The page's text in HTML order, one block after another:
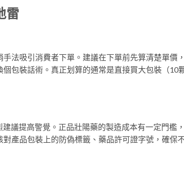
雷
法吸引消費者下單。建議在下單前先算清楚單價
包裝話術。真正划算的通常是直接買大包裝（10
議提高警覺。正品壯陽藥的製造成本有一定門檻
產品包裝上的防偽標籤、藥品許可證字號，確保